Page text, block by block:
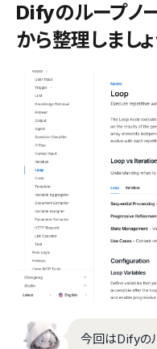
Difyのループノ
から整理しましょ
今回はDifyの